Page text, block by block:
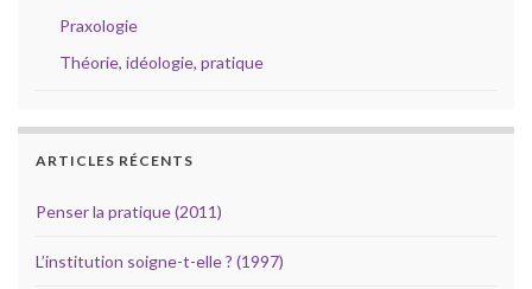
Praxologie
Théorie, idéologie, pratique
ARTICLES RÉCENTS
Penser la pratique (2011)
L’institution soigne-t-elle ? (1997)